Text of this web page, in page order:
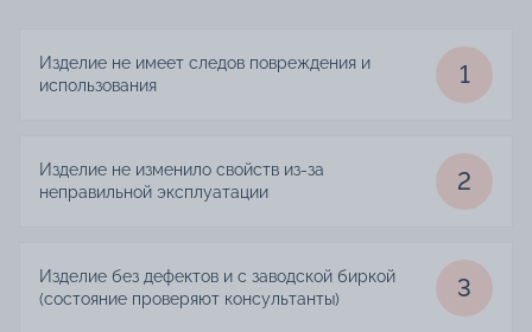
Изделие не имеет следов повреждения и
использования
1
Изделие не изменило свойств из-за
неправильной эксплуатации
2
Изделие без дефектов и с заводской биркой
(состояние проверяют консультанты)
3